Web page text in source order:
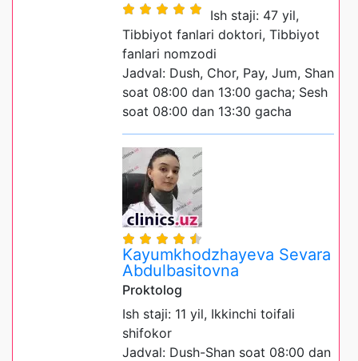
Ish staji: 47 yil,
Tibbiyot fanlari doktori, Tibbiyot
fanlari nomzodi
Jadval: Dush, Chor, Pay, Jum, Shan
soat 08:00 dan 13:00 gacha; Sesh
soat 08:00 dan 13:30 gacha
Kayumkhodzhayeva Sevara
Abdulbasitovna
Proktolog
Ish staji: 11 yil, Ikkinchi toifali
shifokor
Jadval: Dush-Shan soat 08:00 dan